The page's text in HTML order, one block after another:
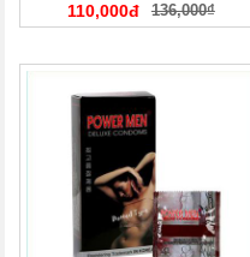
110,000đ 136,000₫